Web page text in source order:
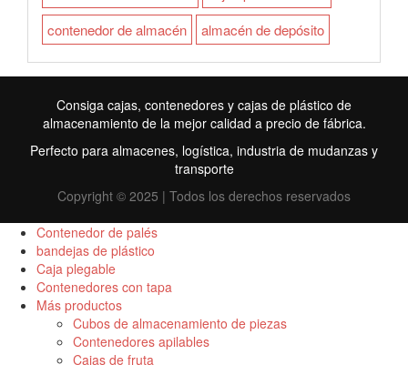
contenedor de almacén
almacén de depósito
Consiga cajas, contenedores y cajas de plástico de
almacenamiento de la mejor calidad a precio de fábrica.
Perfecto para almacenes, logística, industria de mudanzas y
transporte
Copyright © 2025 | Todos los derechos reservados
Contenedor de palés
bandejas de plástico
Caja plegable
Contenedores con tapa
Más productos
Cubos de almacenamiento de piezas
Contenedores apilables
Cajas de fruta